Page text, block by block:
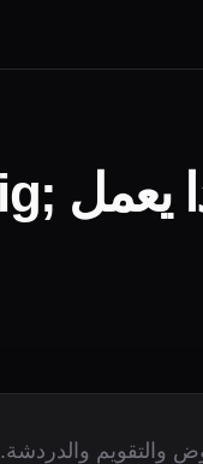
والتقويم والدردشة.